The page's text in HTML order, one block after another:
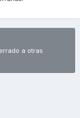
a otras